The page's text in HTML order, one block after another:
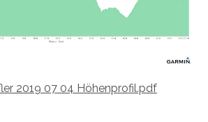
2019 07 04 Höhenprofil.pdf